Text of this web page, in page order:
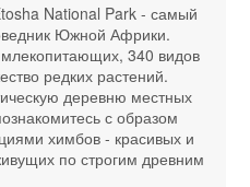
National Park - самый
Южной Африки.
340 видов
редких растений.
деревню местных
с образом
химбов - красивых и
по строгим древним